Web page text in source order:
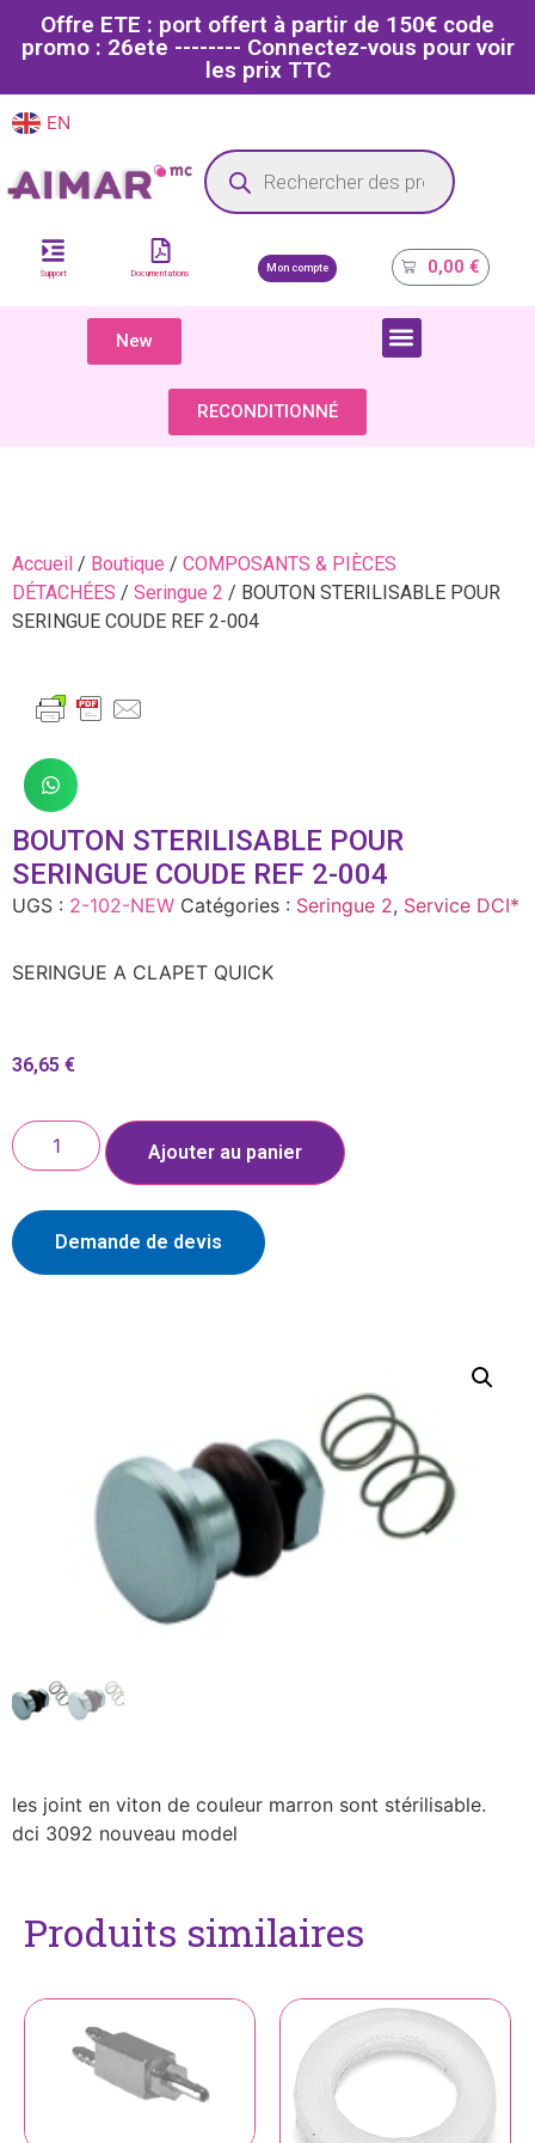
Offre ETE : port offert à partir de 150€ code
promo : 26ete -------- Connectez-vous pour voir
les prix TTC
EN
Site dédié aux professionnels de la santé
Support Documentations
Mon compte 0,00€
New
RECONDITIONNÉ
les joint en viton de couleur marron sont stérilisable.
dci 3092 nouveau model
Accueil / Boutique / COMPOSANTS & PIÈCES
DÉTACHÉES / Seringue 2 / BOUTON STERILISABLE POUR
SERINGUE COUDE REF 2-004
BOUTON STERILISABLE POUR
SERINGUE COUDE REF 2-004
UGS : 2-102-NEW Catégories : Seringue 2, Service DCI*
SERINGUE A CLAPET QUICK
36,65 €
Ajouter au panier
Demande de devis
Produits similaires